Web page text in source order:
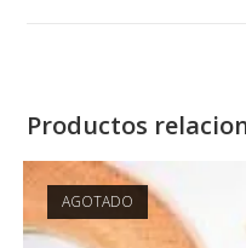
Productos
AGOTADO